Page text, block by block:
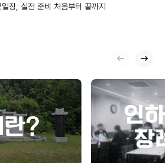
장, 실전 준비 처음부터 끝까지